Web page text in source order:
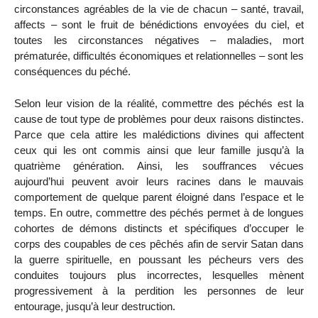
circonstances agréables de la vie de chacun – santé, travail,
affects – sont le fruit de bénédictions envoyées du ciel, et
toutes les circonstances négatives – maladies, mort
prématurée, difficultés économiques et relationnelles – sont les
conséquences du péché.
Selon leur vision de la réalité, commettre des péchés est la
cause de tout type de problèmes pour deux raisons distinctes.
Parce que cela attire les malédictions divines qui affectent
ceux qui les ont commis ainsi que leur famille jusqu’à la
quatrième génération. Ainsi, les souffrances vécues
aujourd’hui peuvent avoir leurs racines dans le mauvais
comportement de quelque parent éloigné dans l’espace et le
temps. En outre, commettre des péchés permet à de longues
cohortes de démons distincts et spécifiques d’occuper le
corps des coupables de ces pêchés afin de servir Satan dans
la guerre spirituelle, en poussant les pécheurs vers des
conduites toujours plus incorrectes, lesquelles mènent
progressivement à la perdition les personnes de leur
entourage, jusqu’à leur destruction.